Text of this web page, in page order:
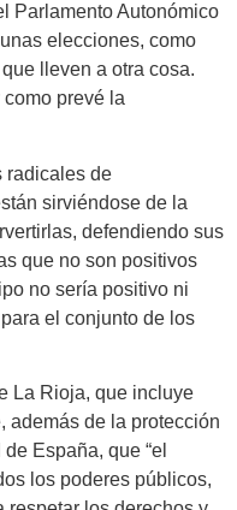
Parlamento Autonómico
elecciones, como
lleven a otra cosa.
prevé la
radicales de
sirviéndose de la
defendiendo sus
que no son positivos
no sería positivo ni
el conjunto de los
La Rioja, que incluye
además de la protección
España, que “el
los poderes públicos,